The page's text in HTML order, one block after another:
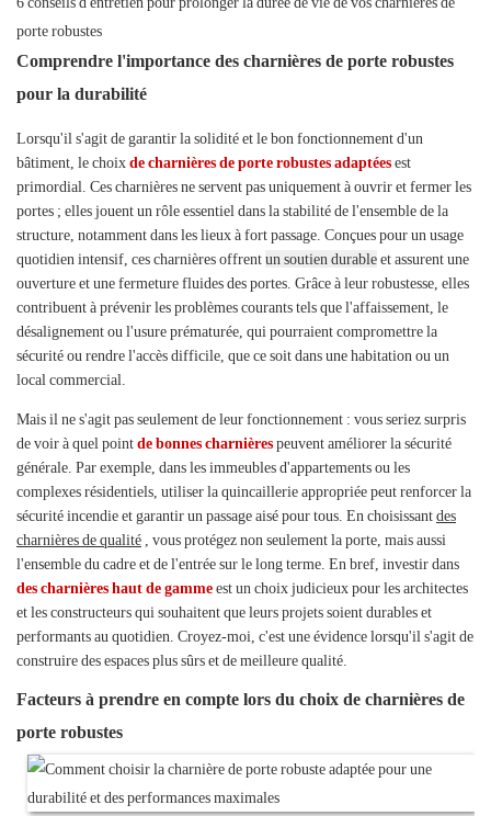
porte robustes
Comprendre l'importance des charnières de porte robustes
pour la durabilité
Lorsqu'il s'agit de garantir la solidité et le bon fonctionnement d'un
bâtiment, le choixde charnières de porte robustes adaptéesest
primordial. Ces charnières ne servent pas uniquement à ouvrir et fermer les
portes ; elles jouent un rôle essentiel dans la stabilité de l'ensemble de la
structure, notamment dans les lieux à fort passage. Conçues pour un usage
quotidien intensif, ces charnières offrentun soutien durableet assurent une
ouverture et une fermeture fluides des portes. Grâce à leur robustesse, elles
contribuent à prévenir les problèmes courants tels que l'affaissement, le
désalignement ou l'usure prématurée, qui pourraient compromettre la
sécurité ou rendre l'accès difficile, que ce soit dans une habitation ou un
local commercial.
Mais il ne s'agit pas seulement de leur fonctionnement : vous seriez surpris
de voir à quel pointde bonnes charnièrespeuvent améliorer la sécurité
générale. Par exemple, dans les immeubles d'appartements ou les
complexes résidentiels, utiliser la quincaillerie appropriée peut renforcer la
sécurité incendie et garantir un passage aisé pour tous. En choisissantdes
charnières de qualité , vous protégez non seulement la porte, mais aussi
l'ensemble du cadre et de l'entrée sur le long terme. En bref, investir dans
des charnières haut de gammeest un choix judicieux pour les architectes
et les constructeurs qui souhaitent que leurs projets soient durables et
performants au quotidien. Croyez-moi, c'est une évidence lorsqu'il s'agit de
construire des espaces plus sûrs et de meilleure qualité.
Facteurs à prendre en compte lors du choix de charnières de
porte robustes